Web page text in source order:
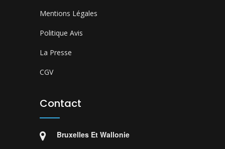
Mentions Légales
Politique Avis
La Presse
CGV
Contact
Bruxelles Et Wallonie